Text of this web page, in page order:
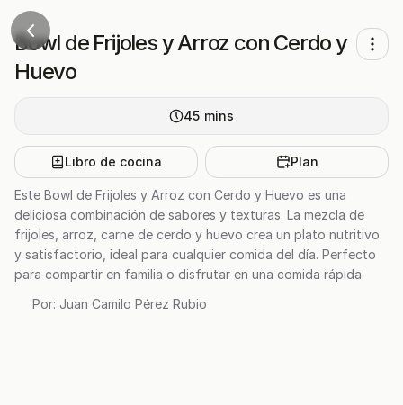
Bowl de Frijoles y Arroz con Cerdo y
Huevo
45 mins
Libro de cocina Plan
Este Bowl de Frijoles y Arroz con Cerdo y Huevo es una
deliciosa combinación de sabores y texturas. La mezcla de
frijoles, arroz, carne de cerdo y huevo crea un plato nutritivo
y satisfactorio, ideal para cualquier comida del día. Perfecto
para compartir en familia o disfrutar en una comida rápida.
Por: Juan Camilo Pérez Rubio